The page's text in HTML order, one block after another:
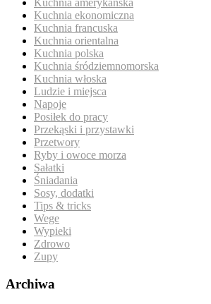
Kuchnia ekonomiczna
Kuchnia francuska
Kuchnia orientalna
Kuchnia polska
Kuchnia śródziemnomorska
Kuchnia włoska
Ludzie i miejsca
Napoje
Posiłek do pracy
Przekąski i przystawki
Przetwory
Ryby i owoce morza
Sałatki
Śniadania
Sosy, dodatki
Tips & tricks
Wege
Wypieki
Zdrowo
Zupy
Archiwa